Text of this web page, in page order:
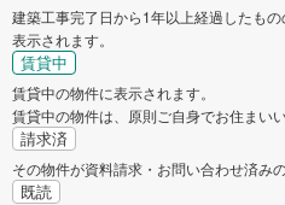
建築工事完了日から1年以上経過したも
表示されます。
賃貸中
賃貸中の物件に表示されます。
賃貸中の物件は、原則ご自身でお住まい
請求済
その物件が資料請求・お問い合わせ済み
既読